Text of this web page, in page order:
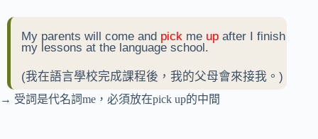
My parents will come and pick me up after I finish
my lessons at the language school.
(我在語言學校完成課程後，我的父母會來接我。)
→ 受詞是代名詞me，必須放在pick up的中間